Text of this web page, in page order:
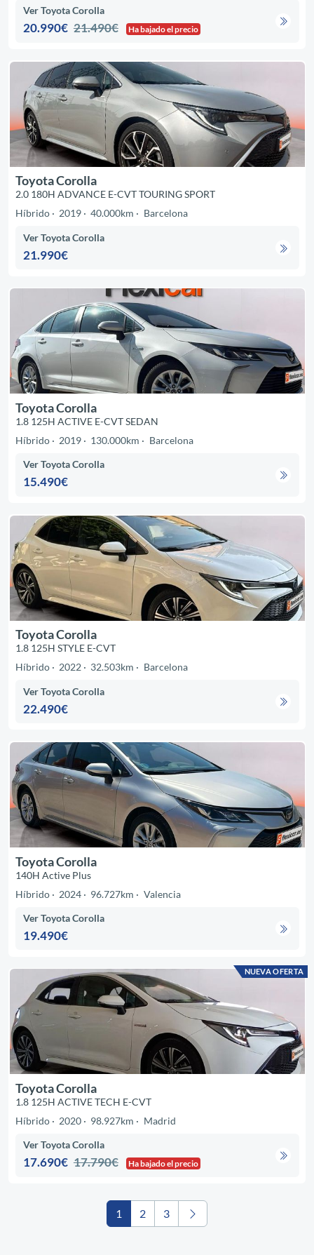
Ver Toyota Corolla
20.990€ 21.490€ Ha bajado el precio
Toyota Corolla
2.0 180H ADVANCE E-CVT TOURING SPORT
Híbrido
2019 40.000km Barcelona
Ver Toyota Corolla
21.990€
Toyota Corolla
1.8 125H ACTIVE E-CVT SEDAN
Híbrido
2019 130.000km Barcelona
Ver Toyota Corolla
15.490€
Toyota Corolla
1.8 125H STYLE E-CVT
Híbrido
2022 32.503km Barcelona
Ver Toyota Corolla
22.490€
Toyota Corolla
140H Active Plus
Híbrido
2024 96.727km Valencia
Ver Toyota Corolla
19.490€
NUEVA OFERTA
Toyota Corolla
1.8 125H ACTIVE TECH E-CVT
Híbrido
2020 98.927km Madrid
Ver Toyota Corolla
17.690€ 17.790€ Ha bajado el precio
1 2 3